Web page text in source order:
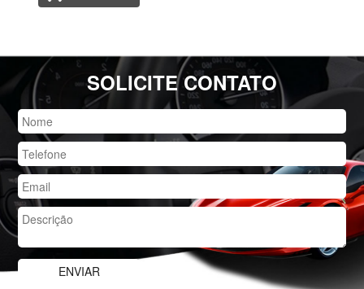
SOLICITE CONTATO